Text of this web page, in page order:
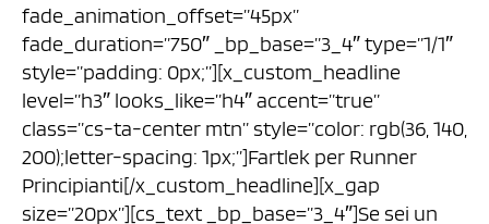
fade_animation_offset=”45px”
fade_duration=”750″ _bp_base=”3_4″ type=”1/1″
style=”padding: 0px;”][x_custom_headline
level=”h3″ looks_like=”h4″ accent=”true”
class=”cs-ta-center mtn” style=”color: rgb(36, 140,
200);letter-spacing: 1px;”]Fartlek per Runner
Principianti[/x_custom_headline][x_gap
size=”20px”][cs_text _bp_base=”3_4″]Se sei un